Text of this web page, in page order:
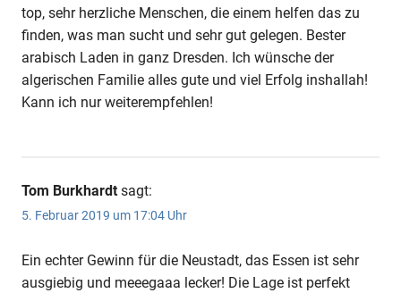
top, sehr herzliche Menschen, die einem helfen das zu
finden, was man sucht und sehr gut gelegen. Bester
arabisch Laden in ganz Dresden. Ich wünsche der
algerischen Familie alles gute und viel Erfolg inshallah!
Kann ich nur weiterempfehlen!
Tom Burkhardt sagt:
5. Februar 2019 um 17:04 Uhr
Ein echter Gewinn für die Neustadt, das Essen ist sehr
ausgiebig und meeegaaa lecker! Die Lage ist perfekt